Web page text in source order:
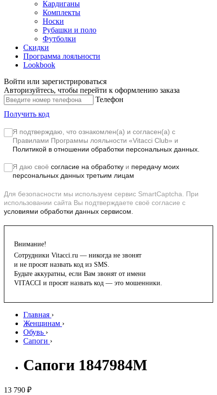
Кардиганы
Комплекты
Носки
Рубашки и поло
Футболки
Скидки
Программа лояльности
Lookbook
Войти или зарегистрироваться
Авторизуйтесь, чтобы перейти к оформлению заказа
Телефон
Получить код
Я подтверждаю, что ознакомлен(а) и согласен(а) с
Правилами Программы лояльности «Vitacci Club» и
Политикой в отношении обработки персональных данных.
Я даю своё согласие на обработку и передачу моих
персональных данных третьим лицам
Для безопасности мы используем сервис SmartCaptcha. При
использовании сайта Вы подтверждаете своё согласие с
условиями обработки данных сервисом.
Внимание!
Сотрудники Vitacci.ru — никогда не звонят
и не просят назвать код из SMS.
Будьте аккуратны, если Вам звонят от имени
VITACCI и просят назвать код — это мошенники.
Главная ›
Женщинам ›
Обувь ›
Сапоги ›
Сапоги 1847984M
13 790 ₽